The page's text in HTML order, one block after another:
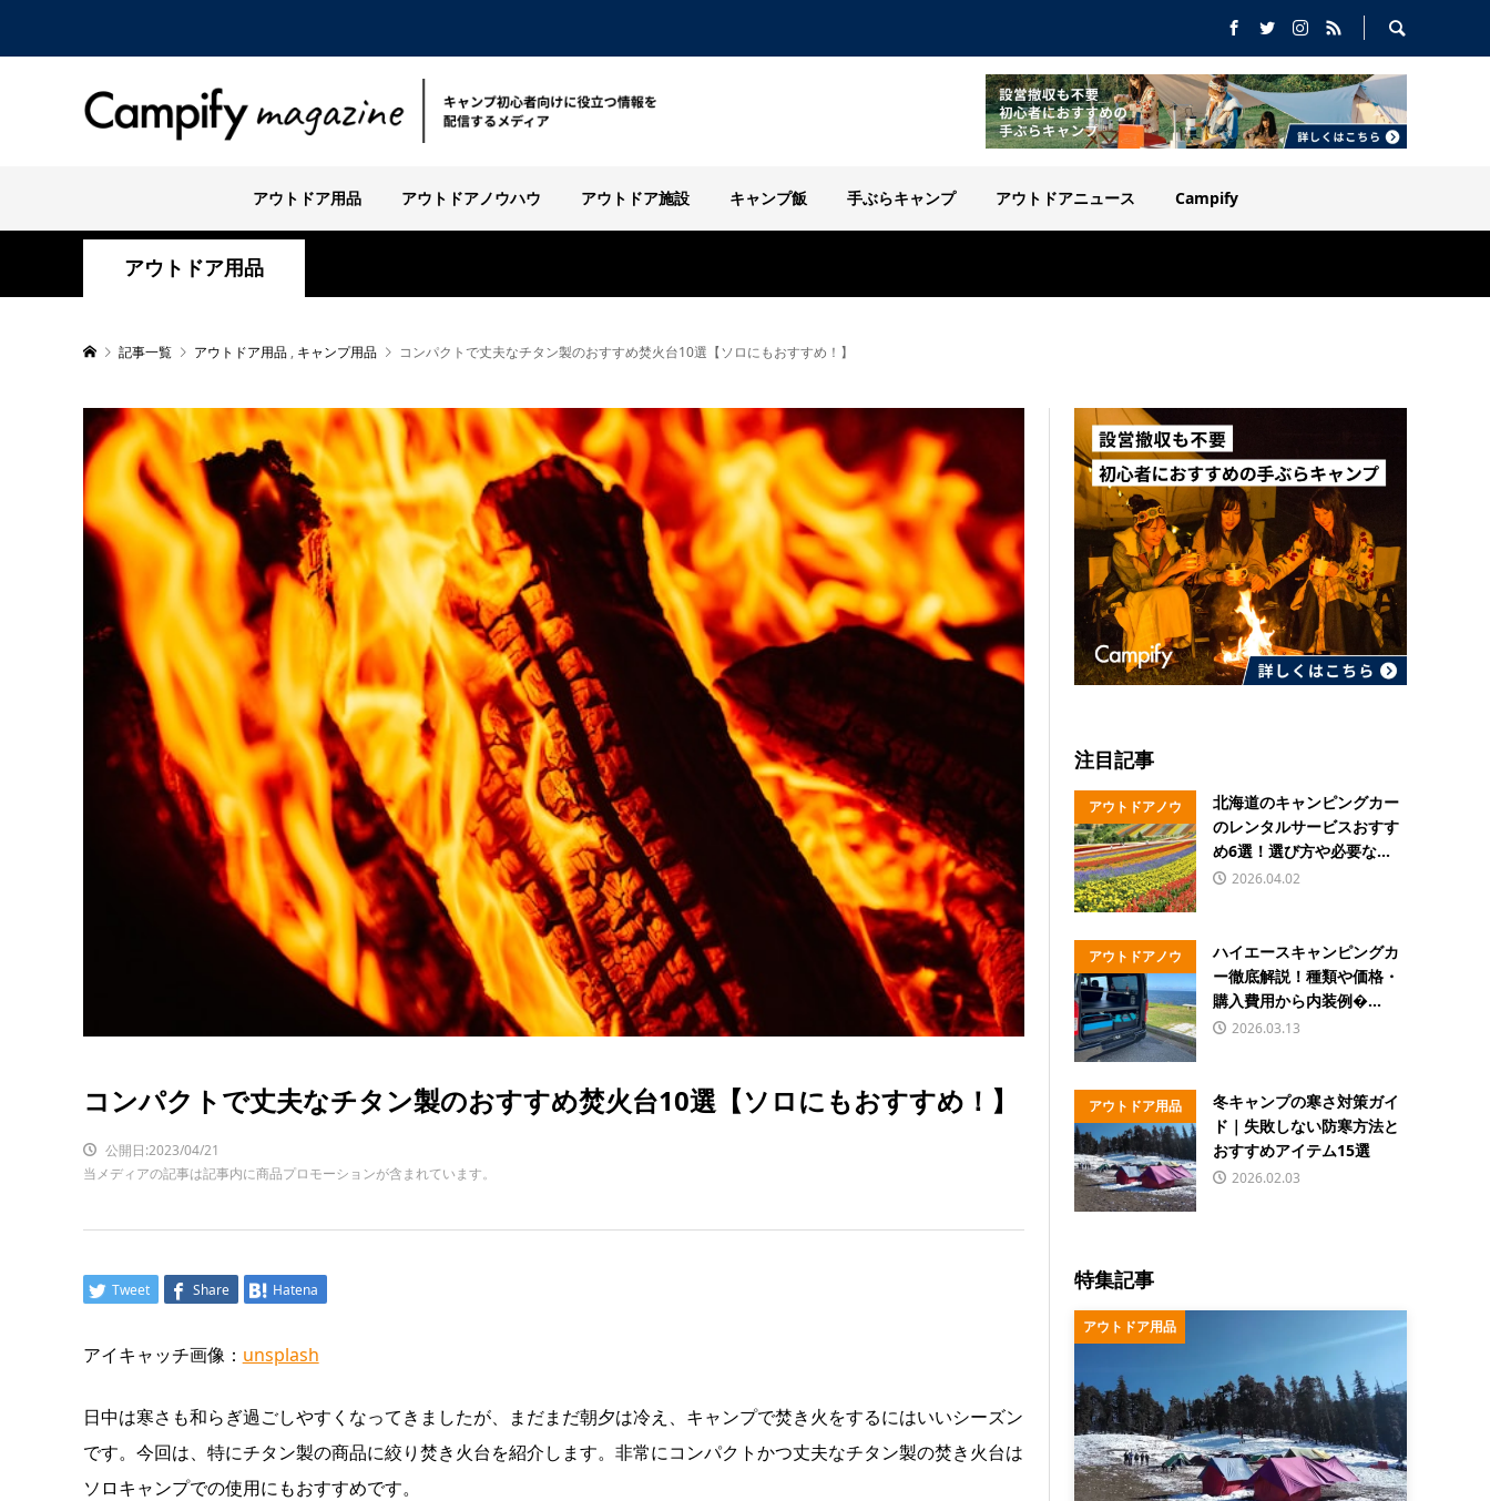
アウトドア用品 アウトドアノウハウ アウトドア施設 キャンプ飯 手ぶらキャンプ アウトドアニュース Campify
アウトドア用品
記事一覧 アウトドア用品 , キャンプ用品 コンパクトで丈夫なチタン製のおすすめ焚火台10選【ソロにもおすすめ！】
コンパクトで丈夫なチタン製のおすすめ焚火台10選【ソロにもおすすめ！】
公開日:2023/04/21
当メディアの記事は記事内に商品プロモーションが含まれています。
Tweet Share Hatena
アイキャッチ画像： unsplash
日中は寒さも和らぎ過ごしやすくなってきましたが、まだまだ朝夕は冷え、キャンプで焚き火をするにはいいシーズン
です。今回は、特にチタン製の商品に絞り焚き火台を紹介します。非常にコンパクトかつ丈夫なチタン製の焚き火台は
ソロキャンプでの使用にもおすすめです。
注目記事
アウトドアノウ
ハウ
北海道のキャンピングカー
のレンタルサービスおすす
め6選！選び方や必要な...
2026.04.02
アウトドアノウ
ハウ
ハイエースキャンピングカ
ー徹底解説！種類や価格・
購入費用から内装例�...
2026.03.13
アウトドア用品
冬キャンプの寒さ対策ガイ
ド｜失敗しない防寒方法と
おすすめアイテム15選
2026.02.03
特集記事
アウトドア用品